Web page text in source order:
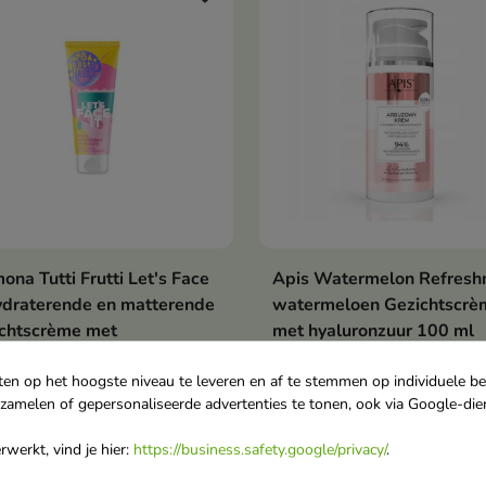
hydrolipidenbarrière
en de huid beschermt tegen
invloeden van buitenaf.
In winkelwagen
Tutti Frutti Let's Face
en matterende
met
ml
het geheim van
crème die effectiviteit
In
Apis Watermelon
watermeloen
met hyaluronzuur 100 ml
hyaluronzuur
€ 11,40
op het hoogste niveau te leveren en af te stemmen op individuele
of gepersonaliseerde advertenties te tonen, ook via Google-
vind je hier: https://business.safety.google/privacy/.